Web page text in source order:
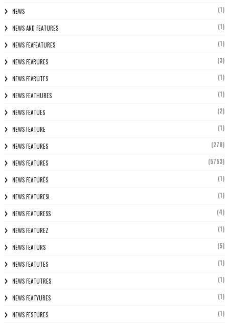
NEWS (1)
NEWS AND FEATURES (1)
NEWS FEAFEATURES (1)
NEWS FEARURES (3)
NEWS FEARUTES (1)
NEWS FEATHURES (1)
NEWS FEATUES (2)
NEWS FEATURE (1)
NEWS FEATURES (278)
NEWS FEATURES (5753)
NEWS FEATURÈS (1)
NEWS FEATURESL (1)
NEWS FEATURESS (4)
NEWS FEATUREZ (1)
NEWS FEATURS (5)
NEWS FEATUTES (1)
NEWS FEATUTRES (1)
NEWS FEATYURES (1)
NEWS FESTURES (1)